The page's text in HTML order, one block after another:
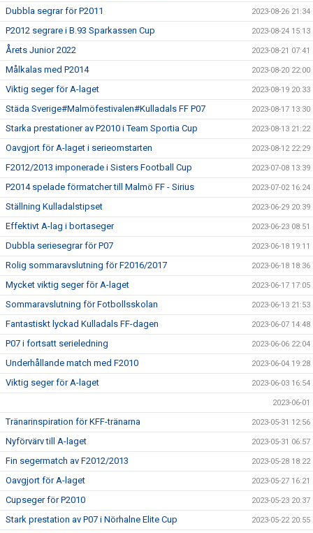
Dubbla segrar för P2011 2023-08-26 21:34
P2012 segrare i B.93 Sparkassen Cup 2023-08-24 15:13
Årets Junior 2022 2023-08-21 07:41
Målkalas med P2014 2023-08-20 22:00
Viktig seger för A-laget 2023-08-19 20:33
Städa Sverige#Malmöfestivalen#Kulladals FF P07 2023-08-17 13:30
Starka prestationer av P2010 i Team Sportia Cup 2023-08-13 21:22
Oavgjort för A-laget i serieomstarten 2023-08-12 22:29
F2012/2013 imponerade i Sisters Football Cup 2023-07-08 13:39
P2014 spelade förmatcher till Malmö FF - Sirius 2023-07-02 16:24
Ställning Kulladalstipset 2023-06-29 20:39
Effektivt A-lag i bortaseger 2023-06-23 08:51
Dubbla seriesegrar för P07 2023-06-18 19:11
Rolig sommaravslutning för F2016/2017 2023-06-18 18:36
Mycket viktig seger för A-laget 2023-06-17 17:05
Sommaravslutning för Fotbollsskolan 2023-06-13 21:53
Fantastiskt lyckad Kulladals FF-dagen 2023-06-07 14:48
P07 i fortsatt serieledning 2023-06-06 22:04
Underhållande match med F2010 2023-06-04 19:28
Viktig seger för A-laget 2023-06-03 16:54
2023-06-01
Tränarinspiration för KFF-tränarna 2023-05-31 12:56
Nyförvärv till A-laget 2023-05-31 06:57
Fin segermatch av F2012/2013 2023-05-28 18:22
Oavgjort för A-laget 2023-05-27 16:21
Cupseger för P2010 2023-05-23 20:37
Stark prestation av P07 i Nörhalne Elite Cup 2023-05-22 20:55